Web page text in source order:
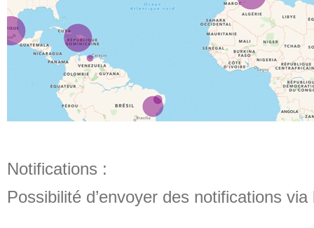
Notifications :
Possibilité d’envoyer des notifications